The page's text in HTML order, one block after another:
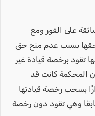
على الفور ومع
بحقها بسبب عدم منح حق
تقود برخصة قيادة غير
المحكمة كانت قد
في شهر أيلول 2025 قرارًا بسحب رخصة قيادتها
سابقًا وهي تقود دون رخصة